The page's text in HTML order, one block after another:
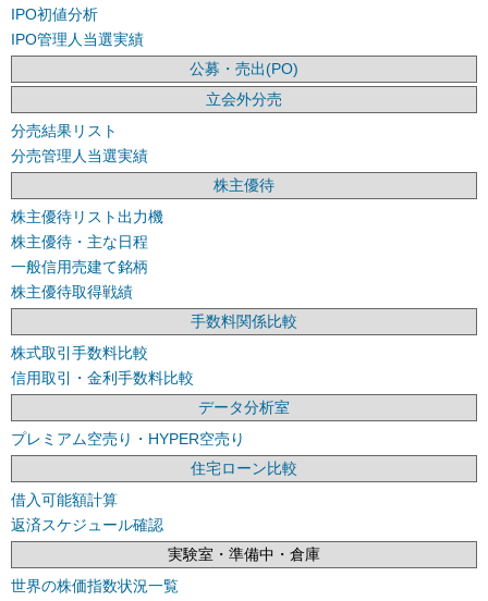
IPO初値分析
IPO管理人当選実績
公募・売出(PO)
立会外分売
分売結果リスト
分売管理人当選実績
株主優待
株主優待リスト出力機
株主優待・主な日程
一般信用売建て銘柄
株主優待取得戦績
手数料関係比較
株式取引手数料比較
信用取引・金利手数料比較
データ分析室
プレミアム空売り・HYPER空売り
住宅ローン比較
借入可能額計算
返済スケジュール確認
実験室・準備中・倉庫
世界の株価指数状況一覧